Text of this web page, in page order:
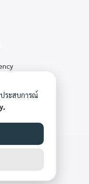
ระสบการณ์